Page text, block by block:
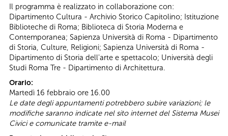
Il programma è realizzato in collaborazione con:
Dipartimento Cultura - Archivio Storico Capitolino; Istituzione
Biblioteche di Roma; Biblioteca di Storia Moderna e
Contemporanea; Sapienza Università di Roma - Dipartimento
di Storia, Culture, Religioni; Sapienza Università di Roma -
Dipartimento di Storia dell'arte e spettacolo; Università degli
Studi Roma Tre - Dipartimento di Architettura.
Orario:
Martedì 16 febbraio ore 16.00
Le date degli appuntamenti potrebbero subire variazioni; le
modifiche saranno indicate nel sito internet del Sistema Musei
Civici e comunicate tramite e-mail